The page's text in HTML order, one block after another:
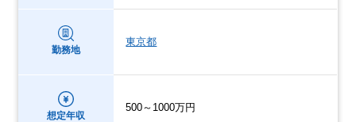
勤務地
東京都
想定年収
500～1000万円